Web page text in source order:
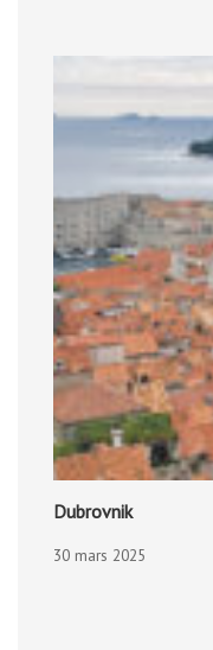
Dubrovnik
30 mars 2025